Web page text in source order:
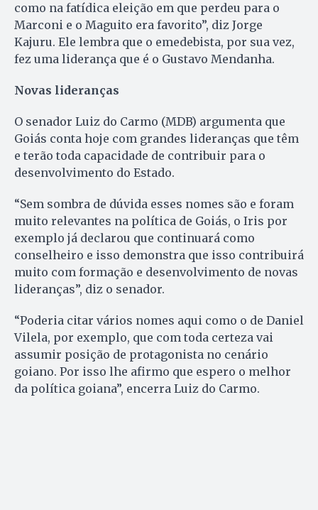
como na fatídica eleição em que perdeu para o
Marconi e o Maguito era favorito”, diz Jorge
Kajuru. Ele lembra que o emedebista, por sua vez,
fez uma liderança que é o Gustavo Mendanha.
Novas lideranças
O senador Luiz do Carmo (MDB) argumenta que
Goiás conta hoje com grandes lideranças que têm
e terão toda capacidade de contribuir para o
desenvolvimento do Estado.
“Sem sombra de dúvida esses nomes são e foram
muito relevantes na política de Goiás, o Iris por
exemplo já declarou que continuará como
conselheiro e isso demonstra que isso contribuirá
muito com formação e desenvolvimento de novas
lideranças”, diz o senador.
“Poderia citar vários nomes aqui como o de Daniel
Vilela, por exemplo, que com toda certeza vai
assumir posição de protagonista no cenário
goiano. Por isso lhe afirmo que espero o melhor
da política goiana”, encerra Luiz do Carmo.